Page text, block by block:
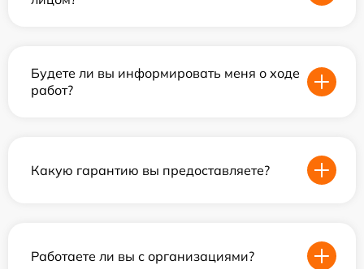
Будете ли вы информировать меня о ходе
работ?
Какую гарантию вы предоставляете?
Работаете ли вы с организациями?